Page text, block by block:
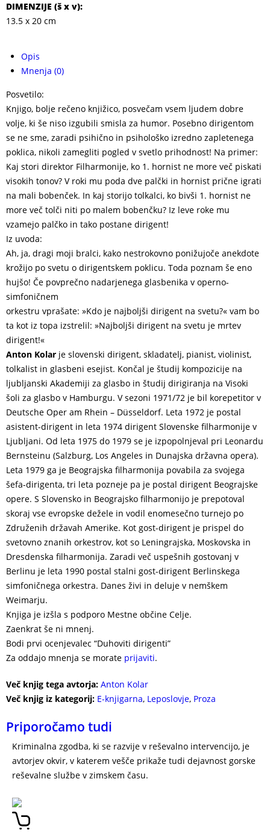
DIMENZIJE (š x v):
13.5 x 20 cm
Opis
Mnenja (0)
Posvetilo:
Knjigo, bolje rečeno knjižico, posvečam vsem ljudem dobre
volje, ki še niso izgubili smisla za humor. Posebno dirigentom
se ne sme, zaradi psihično in psihološko izredno zapletenega
poklica, nikoli zamegliti pogled v svetlo prihodnost! Na primer:
Kaj stori direktor Filharmonije, ko 1. hornist ne more več piskati
visokih tonov? V roki mu poda dve palčki in hornist prične igrati
na mali bobenček. In kaj storijo tolkalci, ko bivši 1. hornist ne
more več tolči niti po malem bobenčku? Iz leve roke mu
vzamejo palčko in tako postane dirigent!
Iz uvoda:
Ah, ja, dragi moji bralci, kako nestrokovno ponižujoče anekdote
krožijo po svetu o dirigentskem poklicu. Toda poznam še eno
hujšo! Če povprečno nadarjenega glasbenika v operno-
simfoničnem
orkestru vprašate: »Kdo je najboljši dirigent na svetu?« vam bo
ta kot iz topa izstrelil: »Najboljši dirigent na svetu je mrtev
dirigent!«
Anton Kolar je slovenski dirigent, skladatelj, pianist, violinist,
tolkalist in glasbeni esejist. Končal je študij kompozicije na
ljubljanski Akademiji za glasbo in študij dirigiranja na Visoki
šoli za glasbo v Hamburgu. V sezoni 1971/72 je bil korepetitor v
Deutsche Oper am Rhein – Düsseldorf. Leta 1972 je postal
asistent-dirigent in leta 1974 dirigent Slovenske filharmonije v
Ljubljani. Od leta 1975 do 1979 se je izpopolnjeval pri Leonardu
Bernsteinu (Salzburg, Los Angeles in Dunajska državna opera).
Leta 1979 ga je Beograjska filharmonija povabila za svojega
šefa-dirigenta, tri leta pozneje pa je postal dirigent Beograjske
opere. S Slovensko in Beograjsko filharmonijo je prepotoval
skoraj vse evropske dežele in vodil enomesečno turnejo po
Združenih državah Amerike. Kot gost-dirigent je prispel do
svetovno znanih orkestrov, kot so Leningrajska, Moskovska in
Dresdenska filharmonija. Zaradi več uspešnih gostovanj v
Berlinu je leta 1990 postal stalni gost-dirigent Berlinskega
simfoničnega orkestra. Danes živi in deluje v nemškem
Weimarju.
Knjiga je izšla s podporo Mestne občine Celje.
Zaenkrat še ni mnenj.
Bodi prvi ocenjevalec “Duhoviti dirigenti”
Za oddajo mnenja se morate prijaviti.
Več knjig tega avtorja: Anton Kolar
Več knjig iz kategorij: E-knjigarna, Leposlovje, Proza
Priporočamo tudi
Kriminalna zgodba, ki se razvije v reševalno intervencijo, je
avtorjev okvir, v katerem vešče prikaže tudi dejavnost gorske
reševalne službe v zimskem času.